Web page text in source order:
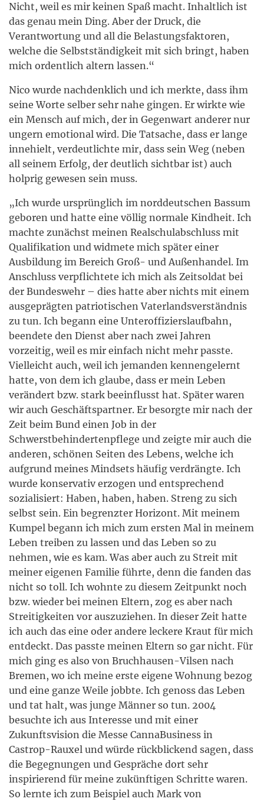
Nicht, weil es mir keinen Spaß macht. Inhaltlich ist
das genau mein Ding. Aber der Druck, die
Verantwortung und all die Belastungsfaktoren,
welche die Selbstständigkeit mit sich bringt, haben
mich ordentlich altern lassen.“
Nico wurde nachdenklich und ich merkte, dass ihm
seine Worte selber sehr nahe gingen. Er wirkte wie
ein Mensch auf mich, der in Gegenwart anderer nur
ungern emotional wird. Die Tatsache, dass er lange
innehielt, verdeutlichte mir, dass sein Weg (neben
all seinem Erfolg, der deutlich sichtbar ist) auch
holprig gewesen sein muss.
„Ich wurde ursprünglich im norddeutschen Bassum
geboren und hatte eine völlig normale Kindheit. Ich
machte zunächst meinen Realschulabschluss mit
Qualifikation und widmete mich später einer
Ausbildung im Bereich Groß- und Außenhandel. Im
Anschluss verpflichtete ich mich als Zeitsoldat bei
der Bundeswehr – dies hatte aber nichts mit einem
ausgeprägten patriotischen Vaterlandsverständnis
zu tun. Ich begann eine Unteroffizierslaufbahn,
beendete den Dienst aber nach zwei Jahren
vorzeitig, weil es mir einfach nicht mehr passte.
Vielleicht auch, weil ich jemanden kennengelernt
hatte, von dem ich glaube, dass er mein Leben
verändert bzw. stark beeinflusst hat. Später waren
wir auch Geschäftspartner. Er besorgte mir nach der
Zeit beim Bund einen Job in der
Schwerstbehindertenpflege und zeigte mir auch die
anderen, schönen Seiten des Lebens, welche ich
aufgrund meines Mindsets häufig verdrängte. Ich
wurde konservativ erzogen und entsprechend
sozialisiert: Haben, haben, haben. Streng zu sich
selbst sein. Ein begrenzter Horizont. Mit meinem
Kumpel begann ich mich zum ersten Mal in meinem
Leben treiben zu lassen und das Leben so zu
nehmen, wie es kam. Was aber auch zu Streit mit
meiner eigenen Familie führte, denn die fanden das
nicht so toll. Ich wohnte zu diesem Zeitpunkt noch
bzw. wieder bei meinen Eltern, zog es aber nach
Streitigkeiten vor auszuziehen. In dieser Zeit hatte
ich auch das eine oder andere leckere Kraut für mich
entdeckt. Das passte meinen Eltern so gar nicht. Für
mich ging es also von Bruchhausen-Vilsen nach
Bremen, wo ich meine erste eigene Wohnung bezog
und eine ganze Weile jobbte. Ich genoss das Leben
und tat halt, was junge Männer so tun. 2004
besuchte ich aus Interesse und mit einer
Zukunftsvision die Messe CannaBusiness in
Castrop-Rauxel und würde rückblickend sagen, dass
die Begegnungen und Gespräche dort sehr
inspirierend für meine zukünftigen Schritte waren.
So lernte ich zum Beispiel auch Mark von